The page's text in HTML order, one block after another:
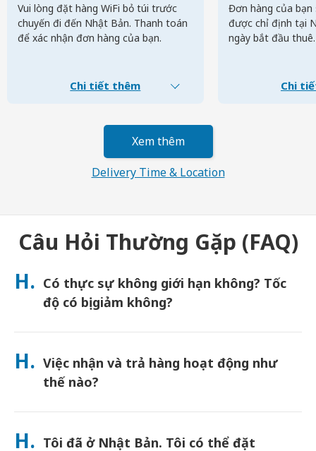
Vui lòng đặt hàng WiFi bỏ túi trước
chuyến đi đến Nhật Bản. Thanh toán
để xác nhận đơn hàng của bạn.
Chi tiết thêm
Đơn hàng của
được chỉ định tại
ngày bắt đầu thuê.
Chi
Xem thêm
Delivery Time & Location
Câu Hỏi Thường Gặp (FAQ)
H. Có thực sự không giới hạn không? Tốc
độ có bị giảm không?
Dung lượng thực sự không giới hạn và Japan Wireless không
thông. Bạn có thể sử dụng bao nhiêu dung lượng tùy thích suốt
cả ngày. (Giống như bất kỳ mạng di động nào, tắc nghẽn nhà
mạng tạm thời có thể ảnh hưởng đến tốc độ). Nếu xảy ra việc
H. Việc nhận và trả hàng hoạt động như
thế nào?
Nhận tại các sân bay chính, hoặc chọn giao hàng đến khách
hành). Đã bao gồm phong bì trả hàng miễn cước—chỉ cần thả
H. Tôi đã ở Nhật Bản. Tôi có thể đặt